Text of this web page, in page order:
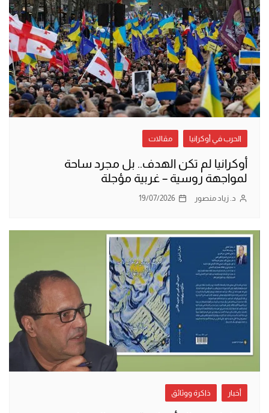
الحرب في أوكرانيا مقالات
أوكرانيا لم تكن الهدف.. بل مجرد ساحة
لمواجهة روسية – غربية مؤجلة
د. زياد منصور 19/07/2026
أخبار ذاكرة ووثائق